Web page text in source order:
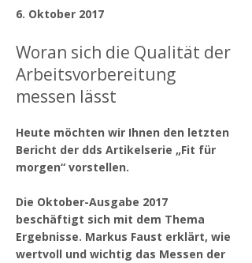
6. Oktober 2017
Woran sich die Qualität der
Arbeitsvorbereitung
messen lässt
Heute möchten wir Ihnen den letzten
Bericht der dds Artikelserie „Fit für
morgen“ vorstellen.
Die Oktober-Ausgabe 2017
beschäftigt sich mit dem Thema
Ergebnisse. Markus Faust erklärt, wie
wertvoll und wichtig das Messen der